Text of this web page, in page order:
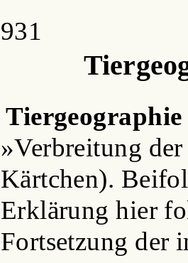
931
Tiergeographie
»Verbreitung
Kärtchen).
Erklärung hier
Fortsetzung der